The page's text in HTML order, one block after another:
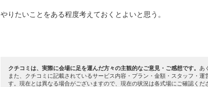
やりたいことをある程度考えておくとよいと思う。
クチコミは、実際に会場に足を運んだ方々の主観的なご意見・ご感想です。 あ
また、クチコミに記載されているサービス内容・プラン・金額・スタッフ・
す。現在とは異なる場合がございますので、現在の状況は各式場にご確認くだ